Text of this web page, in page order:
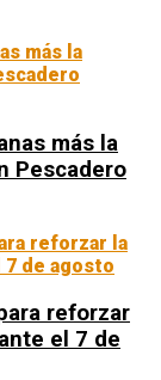
más la
Pescadero
reforzar
el 7 de